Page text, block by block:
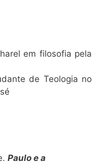
em filosofia pela
de Teologia no
Paulo e a